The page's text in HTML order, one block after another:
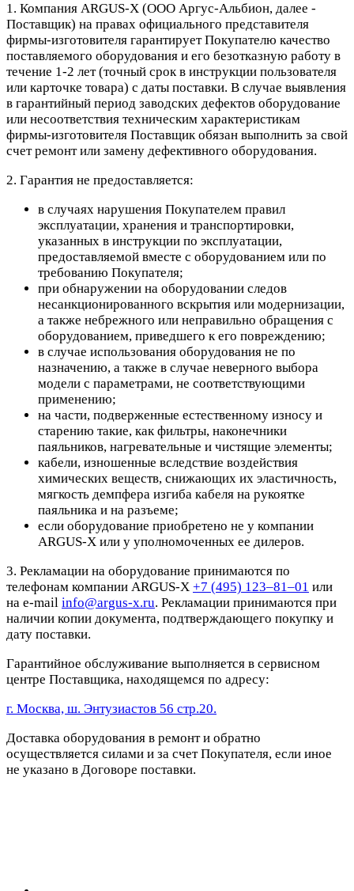
1. Компания ARGUS-X (ООО Аргус-Альбион, далее -
Поставщик) на правах официального представителя
фирмы-изготовителя гарантирует Покупателю качество
поставляемого оборудования и его безотказную работу в
течение 1-2 лет (точный срок в инструкции пользователя
или карточке товара) с даты поставки. В случае выявления
в гарантийный период заводских дефектов оборудование
или несоответствия техническим характеристикам
фирмы-изготовителя Поставщик обязан выполнить за свой
счет ремонт или замену дефективного оборудования.
2. Гарантия не предоставляется:
в случаях нарушения Покупателем правил
эксплуатации, хранения и транспортировки,
указанных в инструкции по эксплуатации,
предоставляемой вместе с оборудованием или по
требованию Покупателя;
при обнаружении на оборудовании следов
несанкционированного вскрытия или модернизации,
а также небрежного или неправильно обращения с
оборудованием, приведшего к его повреждению;
в случае использования оборудования не по
назначению, а также в случае неверного выбора
модели с параметрами, не соответствующими
применению;
на части, подверженные естественному износу и
старению такие, как фильтры, наконечники
паяльников, нагревательные и чистящие элементы;
кабели, изношенные вследствие воздействия
химических веществ, снижающих их эластичность,
мягкость демпфера изгиба кабеля на рукоятке
паяльника и на разъеме;
если оборудование приобретено не у компании
ARGUS-X или у уполномоченных ее дилеров.
3. Рекламации на оборудование принимаются по
телефонам компании ARGUS-X +7 (495) 123–81–01 или
на e-mail info@argus-x.ru. Рекламации принимаются при
наличии копии документа, подтверждающего покупку и
дату поставки.
Гарантийное обслуживание выполняется в сервисном
центре Поставщика, находящемся по адресу:
г. Москва, ш. Энтузиастов 56 стр.20.
Доставка оборудования в ремонт и обратно
осуществляется силами и за счет Покупателя, если иное
не указано в Договоре поставки.